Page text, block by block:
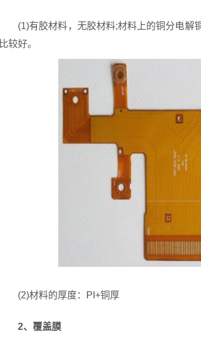
(1)有胶材料，无胶材料;材料上的铜分电解
比较好。
(2)材料的厚度：PI+铜厚
2、覆盖膜